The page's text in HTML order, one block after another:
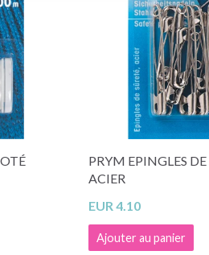
PRYM EPINGLES DE
ACIER
EUR 4.10
Ajouter au panier